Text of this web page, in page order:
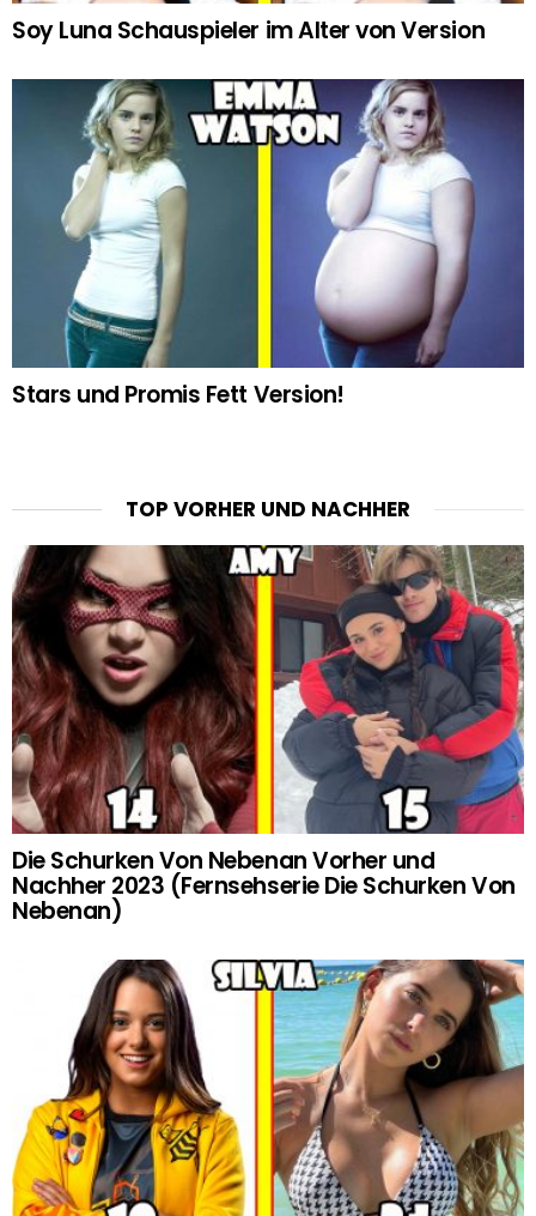
Soy Luna Schauspieler im Alter von Version
Stars und Promis Fett Version!
TOP VORHER UND NACHHER
Die Schurken Von Nebenan Vorher und
Nachher 2023 (Fernsehserie Die Schurken Von
Nebenan)